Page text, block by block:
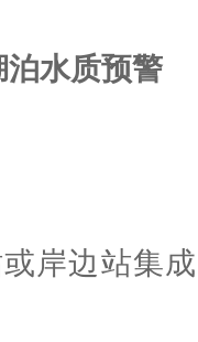
水质预警
边站集成